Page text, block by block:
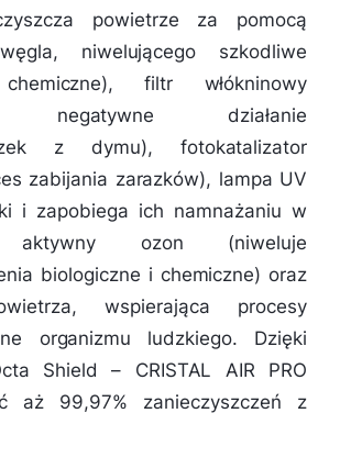
powietrze za pomocą
niwelującego szkodliwe
filtr włókninowy
negatywne działanie
z dymu), fotokatalizator
zabijania zarazków), lampa UV
i zapobiega ich namnażaniu w
aktywny ozon (niweluje
biologiczne i chemiczne) oraz
wspierająca procesy
organizmu ludzkiego. Dzięki
Shield – CRISTAL AIR PRO
aż 99,97% zanieczyszczeń z